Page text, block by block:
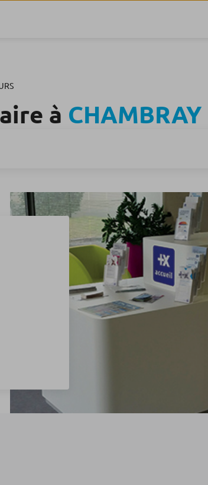
à CHAMBRAY